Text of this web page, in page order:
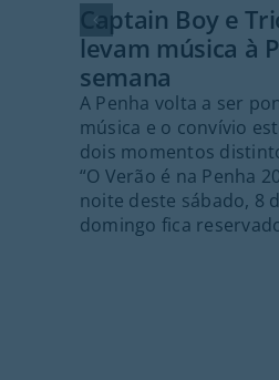
Captain Boy e
levam música à
semana
A Penha volta a ser
música e o convívio
dois momentos
“O Verão é na Penha
noite deste sábado, 8
domingo fica